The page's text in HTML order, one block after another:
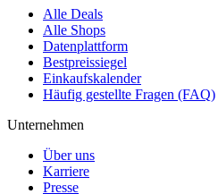
Alle Deals
Alle Shops
Datenplattform
Bestpreissiegel
Einkaufskalender
Häufig gestellte Fragen (FAQ)
Unternehmen
Über uns
Karriere
Presse